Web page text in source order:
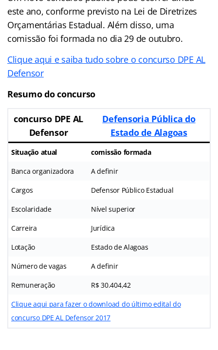
este ano, conforme previsto na Lei de Diretrizes
Orçamentárias Estadual. Além disso, uma
comissão foi formada no dia 29 de outubro.
Clique aqui e saiba tudo sobre o concurso DPE AL
Defensor
Resumo do concurso
concurso DPE AL
Defensor
Defensoria Pública do
Estado de Alagoas
Situação atual comissão formada
Banca organizadora A definir
Cargos Defensor Público Estadual
Escolaridade Nível superior
Carreira Jurídica
Lotação Estado de Alagoas
Número de vagas A definir
Remuneração R$ 30.404,42
Clique aqui para fazer o download do último edital do
concurso DPE AL Defensor 2017